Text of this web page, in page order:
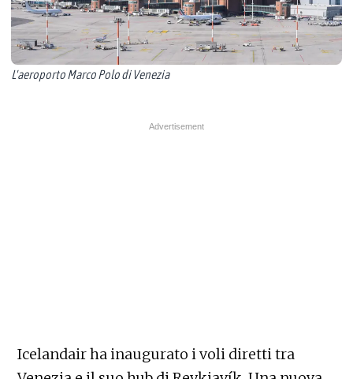
L'aeroporto Marco Polo di Venezia
​​​​Icelandair ha inaugurato i voli diretti tra